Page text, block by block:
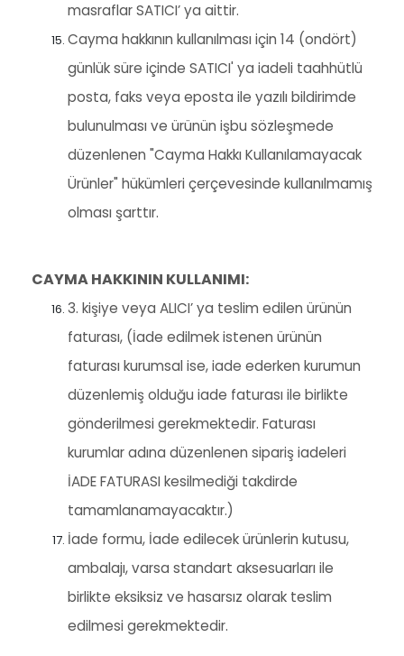
masraflar SATICI’ ya aittir.
Cayma hakkının kullanılması için 14 (ondört)
günlük süre içinde SATICI' ya iadeli taahhütlü
posta, faks veya eposta ile yazılı bildirimde
bulunulması ve ürünün işbu sözleşmede
düzenlenen "Cayma Hakkı Kullanılamayacak
Ürünler" hükümleri çerçevesinde kullanılmamış
olması şarttır.
CAYMA HAKKININ KULLANIMI:
3. kişiye veya ALICI’ ya teslim edilen ürünün
faturası, (İade edilmek istenen ürünün
faturası kurumsal ise, iade ederken kurumun
düzenlemiş olduğu iade faturası ile birlikte
gönderilmesi gerekmektedir. Faturası
kurumlar adına düzenlenen sipariş iadeleri
İADE FATURASI kesilmediği takdirde
tamamlanamayacaktır.)
İade formu, İade edilecek ürünlerin kutusu,
ambalajı, varsa standart aksesuarları ile
birlikte eksiksiz ve hasarsız olarak teslim
edilmesi gerekmektedir.